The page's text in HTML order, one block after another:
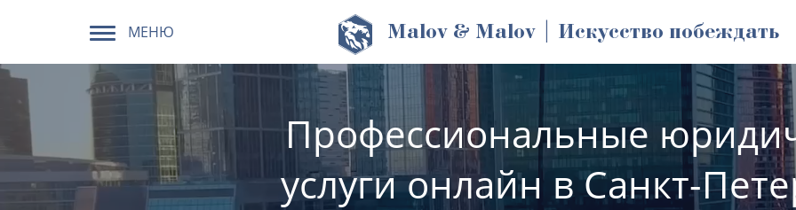
МЕНЮ Malov & Malov | Искусство побеждать
Профессиональные
услуги онлайн в Санкт-